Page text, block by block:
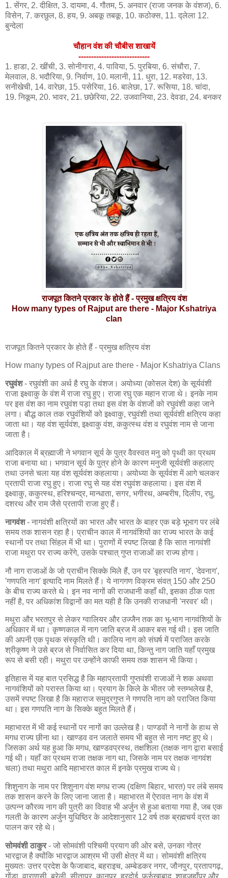
1. सेंगर, 2. दीक्षित, 3. दायमा, 4. गौतम, 5. अनवार (राजा जनक के वंशज), 6.
विसेन, 7. करछुल, 8. हय, 9. अबकू तबकू, 10. कठोक्स, 11. द्लेला 12.
बुन्देला
चौहान वंश की चौबीस शाखायें
----------------------------
1. हाडा, 2. खींची, 3. सोनीगारा, 4. पाविया, 5. पुरबिया, 6. संचौरा, 7.
मेलवाल, 8. भदौरिया, 9. निर्वाण, 10. मलानी, 11. धुरा, 12. मडरेवा, 13.
सनीखेची, 14. वारेछा, 15. पसेरिया, 16. बालेछा, 17. रूसिया, 18. चांदा,
19. निकूम, 20. भावर, 21. छछेरिया, 22. उजवानिया, 23. देवडा, 24. बनकर
राजपूत कितने प्रकार के होते हैं - प्रमुख क्षत्रिय वंश
How many types of Rajput are there - Major Kshatriya
clan
राजपूत कितने प्रकार के होते हैं - प्रमुख क्षत्रिय वंश
How many types of Rajput are there - Major Kshatriya Clans
रघुवंश- रघुवंशी का अर्थ है रघु के वंशज। अयोध्या (कोसल देश) के सूर्यवंशी
राजा इक्ष्वाकु के वंश में राजा रघु हुए। राजा रघु एक महान राजा थे। इनके नाम
पर इस वंश का नाम रघुवंश पड़ा तथा इस वंश के वंशजों को रघुवंशी कहा जाने
लगा। बौद्ध काल तक रघुवंशियों को इक्ष्वाकु, रघुवंशी तथा सूर्यवंशी क्षत्रिय कहा
जाता था। यह वंश सूर्यवंश, इक्ष्वाकु वंश, ककुत्स्थ वंश व रघुवंश नाम से जाना
जाता है।
आदिकाल में ब्रह्माजी ने भगवान सूर्य के पुत्र वैवस्वत मनु को पृथ्वी का प्रथम
राजा बनाया था। भगवान सूर्य के पुत्र होने के कारण मनुजी सूर्यवंशी कहलाए
तथा उनसे चला यह वंश सूर्यवंश कहलाया। अयोध्या के सूर्यवंश में आगे चलकर
प्रतापी राजा रघु हुए। राजा रघु से यह वंश रघुवंश कहलाया। इस वंश में
इक्ष्वाकु, ककुत्स्थ, हरिश्चन्द्र, मान्धाता, सगर, भगीरथ, अम्बरीष, दिलीप, रघु,
दशरथ और राम जैसे प्रतापी राजा हुए हैं।
नागवंश- नागवंशी क्षत्रियों का भारत और भारत के बाहर एक बड़े भूभाग पर लंबे
समय तक शासन रहा है। प्राचीन काल में नागवंशियों का राज्य भारत के कई
स्थानों पर तथा सिंहल में भी था। पुराणों में स्पष्ट लिखा है कि सात नागवंशी
राजा मथुरा पर राज्य करेंगे, उसके पश्चात् गुप्त राजाओं का राज्य होगा।
नौ नाग राजाओं के जो प्राचीन सिक्के मिले हैं, उन पर 'बृहस्पति नाग', 'देवनाग',
'गणपति नाग' इत्यादि नाम मिलते हैं। ये नागगण विक्रम संवत् 150 और 250
के बीच राज्य करते थे। इन नव नागों की राजधानी कहाँ थी, इसका ठीक पता
नहीं है, पर अधिकांश विद्वानों का मत यही है कि उनकी राजधानी 'नरवर' थी।
मथुरा और भरतपुर से लेकर ग्वालियर और उज्जैन तक का भू-भाग नागवंशियों के
अधिकार में था। कृष्णकाल में नाग जाति ब्रज में आकर बस गई थी। इस जाति
की अपनी एक पृथक संस्कृति थी। कालिय नाग को संघर्ष में पराजित करके
श्रीकृष्ण ने उसे ब्रज से निर्वासित कर दिया था, किन्तु नाग जाति यहाँ प्रमुख
रूप से बसी रही। मथुरा पर उन्होंने काफी समय तक शासन भी किया।
इतिहास में यह बात प्रसिद्ध है कि महाप्रतापी गुप्तवंशी राजाओं ने शक अथवा
नागवंशियों को परास्त किया था। प्रयाग के किले के भीतर जो स्तम्भलेख है,
उसमें स्पष्ट लिखा है कि महाराज समुद्रगुप्त ने गणपति नाग को पराजित किया
था। इस गणपति नाग के सिक्के बहुत मिलते हैं।
महाभारत में भी कई स्थानों पर नागों का उल्लेख है। पाण्डवों ने नागों के हाथ से
मगध राज्य छीना था। खाण्डव वन जलाते समय भी बहुत से नाग नष्ट हुए थे।
जिसका अर्थ यह हुआ कि मगध, खाण्डवप्रस्थ, तक्षशिला (तक्षक नाग द्वारा बसाई
गई थी। यहाँ का प्रथम राजा तक्षक नाग था, जिसके नाम पर तक्षक नागवंश
चला) तथा मथुरा आदि महाभारत काल में इनके प्रमुख राज्य थे।
शिशुनाग के नाम पर शिशुनाग वंश मगध राज्य (दक्षिण बिहार, भारत) पर लंबे समय
तक शासन करने के लिए जाना जाता है। महाभारत में ऐरावत नाग के वंश में
उत्पन्न कौरव्य नाग की पुत्री का विवाह भी अर्जुन से हुआ बताया गया है, जब एक
गलती के कारण अर्जुन युधिष्ठिर के आदेशानुसार 12 वर्ष तक ब्रह्मचर्य व्रत का
पालन कर रहे थे।
सोमवंशी ठाकुर- जो सोमवंशी पश्चिमी प्रयाग की ओर बसे, उनका गोत्र
भारद्वाज है क्योंकि भारद्वाज आश्रम भी उसी क्षेत्र में था। सोमवंशी क्षत्रिय
मुख्यतः उत्तर प्रदेश के फैजाबाद, बहराइच, अम्बेडकर नगर, जौनपुर, प्रतापगढ़,
गोंडा, वाराणसी, बरेली, सीतापुर, कानपुर, हरदोई, फर्रुखाबाद, शाहजहाँपुर और